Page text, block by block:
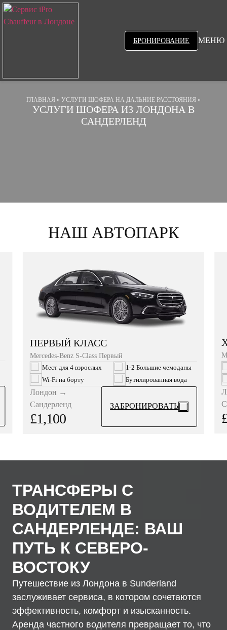
БРОНИРОВАНИЕ МЕНЮ
ГЛАВНАЯ » УСЛУГИ ШОФЕРА НА ДАЛЬНИЕ РАССТОЯНИЯ »
УСЛУГИ ШОФЕРА ИЗ ЛОНДОНА В
САНДЕРЛЕНД
НАШ АВТОПАРК
ПЕРВЫЙ КЛАСС
Mercedes-Benz S-Class Первый
Мест для 4 взрослых
1-2 Большие чемоданы
Wi‑Fi на борту
Бутилированная вода
Лондон →
Сандерленд
£1,100
ЗАБРОНИРОВАТЬ
ТРАНСФЕРЫ С
ВОДИТЕЛЕМ В
САНДЕРЛЕНДЕ: ВАШ
ПУТЬ К СЕВЕРО-
ВОСТОКУ
Путешествие из Лондона в Sunderland
заслуживает сервиса, в котором сочетаются
эффективность, комфорт и изысканность.
Аренда частного водителя превращает то, что